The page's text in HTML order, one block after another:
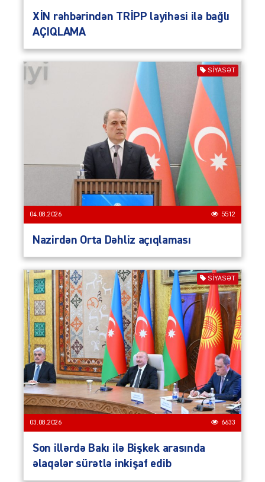
XİN rəhbərindən TRİPP layihəsi ilə bağlı
AÇIQLAMA
SIYASƏT
04.08.2026 5512
Nazirdən Orta Dəhliz açıqlaması
SIYASƏT
03.08.2026 6633
Son illərdə Bakı ilə Bişkek arasında
əlaqələr sürətlə inkişaf edib